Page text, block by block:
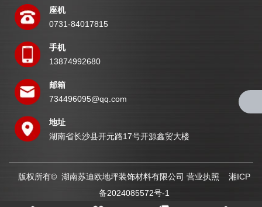
座机
0731-84017815
手机
13874992680
邮箱
734496095@qq.com
地址
湖南省长沙县开元路17号开源鑫贸大楼
版权所有© 湖南苏迪欧地坪装饰材料有限公司 营业执照
湘ICP
备2024085572号-1